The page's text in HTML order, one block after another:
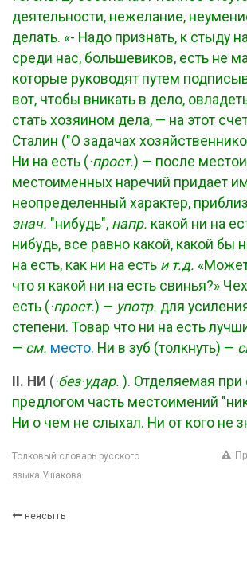
деятельности, нежелание,
делать. «- Надо признать, к стыду
среди нас, большевиков, есть не
которые руководят путем
вот, чтобы вникать в дело,
стать хозяином дела, — на этот
Сталин ("О задачах
Ни на есть ( ·прост.) — после
местоименных наречий придает
неопределенный характер,
знач. "нибудь", напр. какой ни на
нибудь, все равно какой, какой бы
на есть, как ни на есть и т.д.
что я какой ни на есть свинья?»
есть ( ·прост.) — употр. для
степени. Товар что ни на есть
— см. место. Ни в зуб (толкнуть) —
II. НИ ( ·без·удар. ). Отделяемая при
предлогом часть местоимений
Ни о чем не слыхал. Ни от кого не
Толковый словарь русского
языка Ушакова
неясыть